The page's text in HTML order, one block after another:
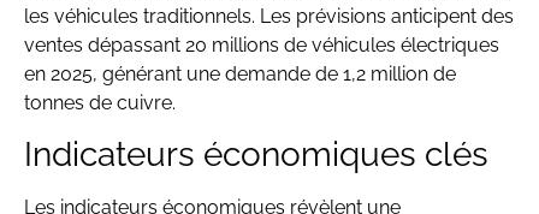
les véhicules traditionnels. Les prévisions anticipent des
ventes dépassant 20 millions de véhicules électriques
en 2025, générant une demande de 1,2 million de
tonnes de cuivre.
Indicateurs économiques clés
Les indicateurs économiques révèlent une